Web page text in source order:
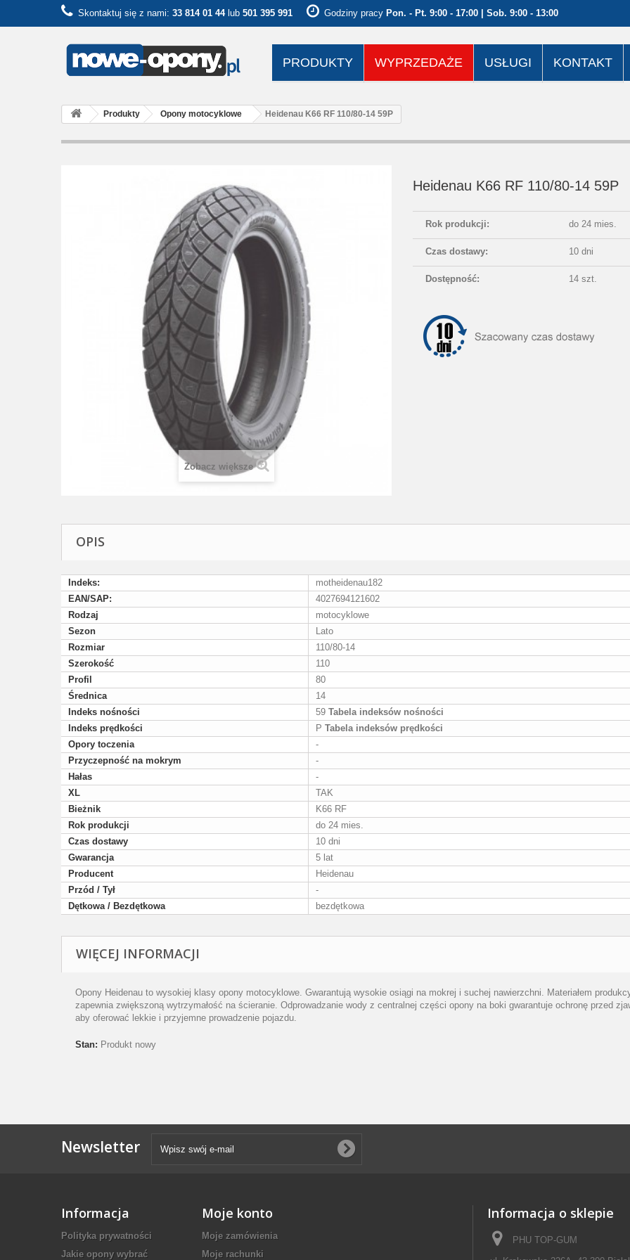
Skontaktuj się z nami: 33 814 01 44lub 501 395 991 Godziny pracy Pon. - Pt. 9:00 - 17:00 | Sob. 9:00 - 13:00
PRODUKTY WYPRZEDAŻE USŁUGI KONTAKT
Produkty Opony motocyklowe Heidenau K66 RF 110/80-14 59P
Zobacz większe
Heidenau K66 RF 110/80-14 59P
Rok produkcji: do 24 mies.
Czas dostawy: 10 dni
Dostępność: 14 szt.
OPIS
Indeks:
motheidenau182
EAN/SAP:
4027694121602
Rodzaj
motocyklowe
Sezon
Lato
Rozmiar
110/80-14
Szerokość
110
Profil
80
Średnica
14
Indeks nośności
59 Tabela indeksów nośności
Indeks prędkości
P Tabela indeksów prędkości
Opory toczenia
-
Przyczepność na mokrym
-
Hałas
-
XL
TAK
Bieżnik
K66 RF
Rok produkcji
do 24 mies.
Czas dostawy
10 dni
Gwarancja
5 lat
Producent
Heidenau
Przód / Tył
-
Dętkowa / Bezdętkowa
bezdętkowa
WIĘCEJ INFORMACJI
Opony Heidenau to wysokiej klasy opony motocyklowe. Gwarantują wysokie osiągi na mokrej i suchej nawierzchni. Materiałem
zapewnia zwiększoną wytrzymałość na ścieranie. Odprowadzanie wody z centralnej części opony na boki gwarantuje ochronę przed
aby oferować lekkie i przyjemne prowadzenie pojazdu.
Stan: Produkt nowy
Newsletter
Informacja
Polityka prywatności
Jakie opony wybrać
Moje konto
Moje zamówienia
Moje rachunki
Informacja o sklepie
PHU TOP-GUM